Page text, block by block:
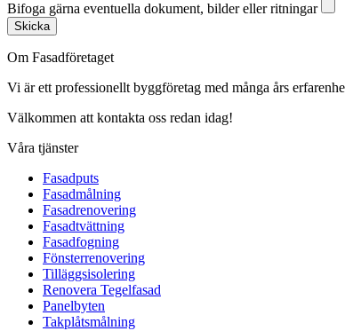
Bifoga gärna eventuella dokument, bilder eller ritningar
Skicka
Om Fasadföretaget
Vi är ett professionellt byggföretag med många års
Välkommen att kontakta oss redan idag!
Våra tjänster
Fasadputs
Fasadmålning
Fasadrenovering
Fasadtvättning
Fasadfogning
Fönsterrenovering
Tilläggsisolering
Renovera Tegelfasad
Panelbyten
Takplåtsmålning